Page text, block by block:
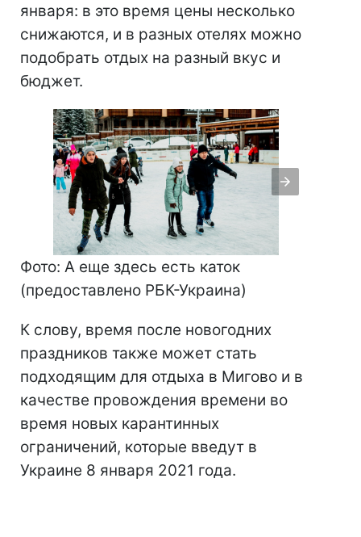
января: в это время цены несколько
снижаются, и в разных отелях можно
подобрать отдых на разный вкус и
бюджет.
Фото: А еще здесь есть каток
(предоставлено РБК-Украина)
К слову, время после новогодних
праздников также может стать
подходящим для отдыха в Мигово и в
качестве провождения времени во
время новых карантинных
ограничений, которые введут в
Украине 8 января 2021 года.